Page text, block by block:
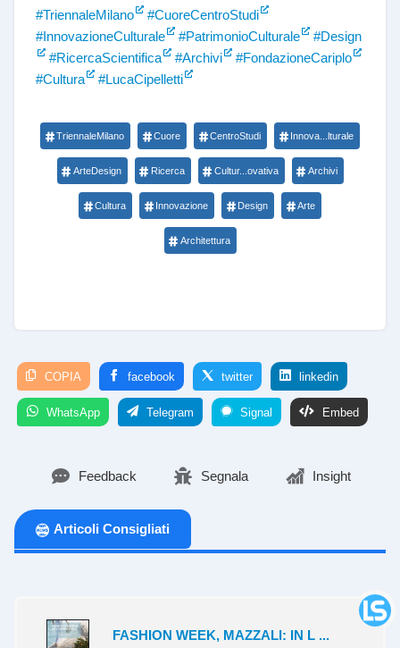
#TriennaleMilano
#CuoreCentroStudi
#InnovazioneCulturale
#PatrimonioCulturale
#Design
#RicercaScientifica
#Archivi
#FondazioneCariplo
#Cultura
#LucaCipelletti
TriennaleMilano Cuore CentroStudi Innova...lturale
ArteDesign Ricerca Cultur...ovativa Archivi
Cultura Innovazione Design Arte
Architettura
COPIA facebook twitter linkedin
WhatsApp Telegram Signal Embed
Feedback Segnala Insight
Articoli Consigliati
FASHION WEEK, MAZZALI: IN L ...